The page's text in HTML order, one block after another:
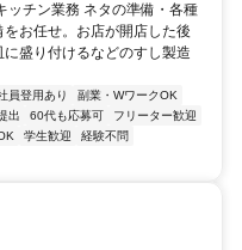
ッチン業務 ネタの準備・各種
お任せ。お店が開店した後
盛り付けるなどのすし製造
員登用あり
副業・WワークOK
出 60代も応募可
フリーター歓迎
学生歓迎
経験不問